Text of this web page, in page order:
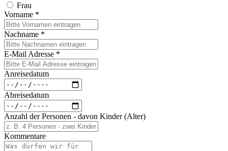
Frau
Vorname *
Nachname *
E-Mail Adresse *
Anreisedatum
Abreisedatum
Anzahl der Personen - davon Kinder (Alter)
Kommentare